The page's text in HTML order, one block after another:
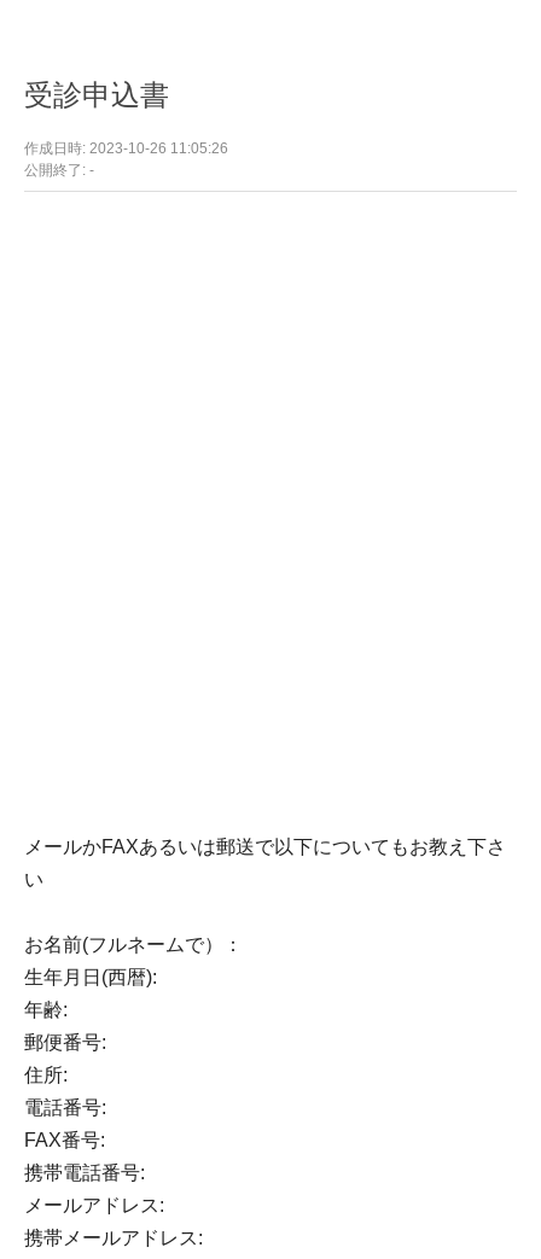
受診申込書
作成日時: 2023-10-26 11:05:26
公開終了: -
メールかFAXあるいは郵送で以下についてもお教え下さ
い
お名前(フルネームで）：
生年月日(西暦):
年齢:
郵便番号:
住所:
電話番号:
FAX番号:
携帯電話番号:
メールアドレス:
携帯メールアドレス: